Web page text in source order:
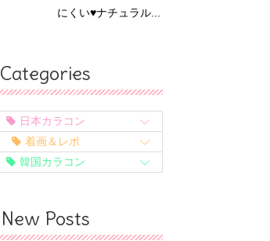
にくい♥ナチュラル...
Categories
日本カラコン
着画＆レポ
韓国カラコン
New Posts